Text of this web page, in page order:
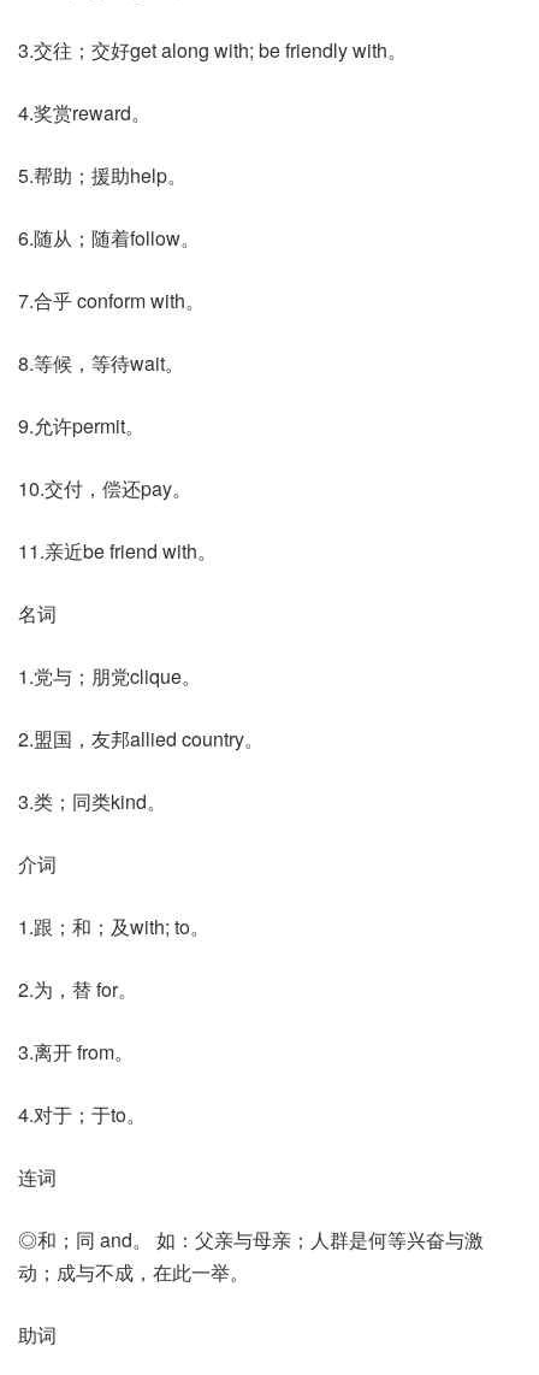
3.交往；交好get along with; be friendly with。
4.奖赏reward。
5.帮助；援助help。
6.随从；随着follow。
7.合乎 conform with。
8.等候，等待wait。
9.允许permit。
10.交付，偿还pay。
11.亲近be friend with。
名词
1.党与；朋党clique。
2.盟国，友邦allied country。
3.类；同类kind。
介词
1.跟；和；及with; to。
2.为，替 for。
3.离开 from。
4.对于；于to。
连词
◎和；同 and。 如：父亲与母亲；人群是何等兴奋与激
动；成与不成，在此一举。
助词